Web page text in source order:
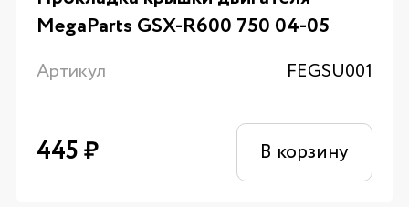
MegaParts GSX-R600 750 04-05
Артикул FEGSU001
445₽ В корзину